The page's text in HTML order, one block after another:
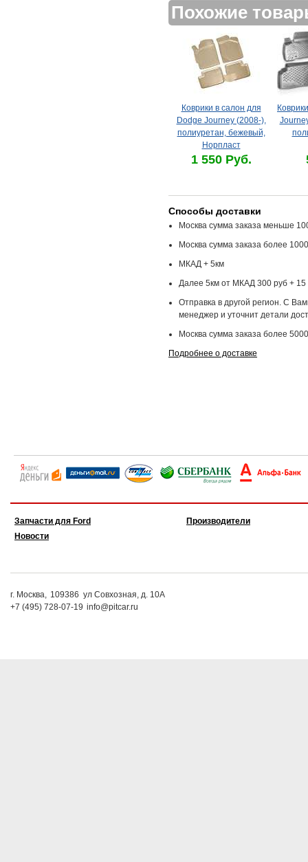
Похожие
Коврики в салон для
Dodge Journey (2008-),
полиуретан, бежевый,
Норпласт
1 550 Руб.
Способы доставки
Москва сумма заказа меньше
Москва сумма заказа более
МКАД + 5км
Далее 5км от МКАД 300 руб + 15
Отправка в другой регион. С
менеджер и уточнит детали
Москва сумма заказа более
Подробнее о доставке
Запчасти для Ford
Новости
Производители
г. Москва, 109386 ул Совхозная, д. 10А
+7 (495) 728-07-19 info@pitcar.ru